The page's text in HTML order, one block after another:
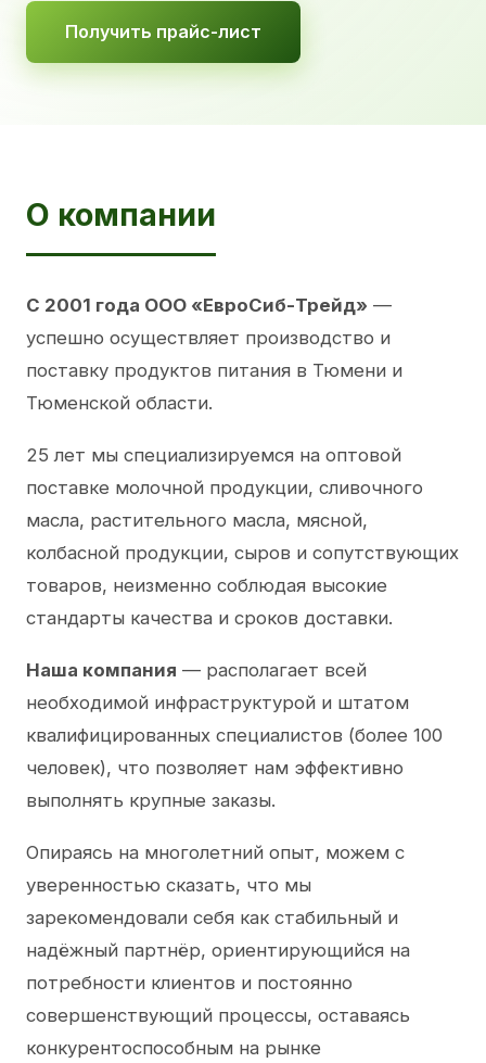
Получить прайс-лист
О компании
С 2001 года ООО «ЕвроСиб-Трейд» —
успешно осуществляет производство и
поставку продуктов питания в Тюмени и
Тюменской области.
25 лет мы специализируемся на оптовой
поставке молочной продукции, сливочного
масла, растительного масла, мясной,
колбасной продукции, сыров и сопутствующих
товаров, неизменно соблюдая высокие
стандарты качества и сроков доставки.
Наша компания — располагает всей
необходимой инфраструктурой и штатом
квалифицированных специалистов (более 100
человек), что позволяет нам эффективно
выполнять крупные заказы.
Опираясь на многолетний опыт, можем с
уверенностью сказать, что мы
зарекомендовали себя как стабильный и
надёжный партнёр, ориентирующийся на
потребности клиентов и постоянно
совершенствующий процессы, оставаясь
конкурентоспособным на рынке